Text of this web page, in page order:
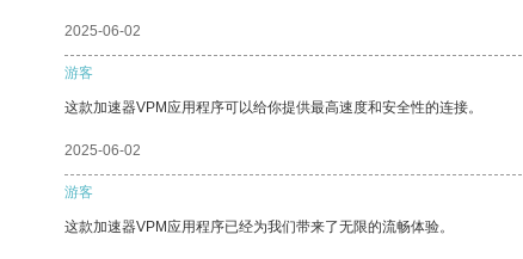
2025-06-02
游客
这款加速器VPM应用程序可以给你提供最高速度和安全性的连接。
2025-06-02
游客
这款加速器VPM应用程序已经为我们带来了无限的流畅体验。